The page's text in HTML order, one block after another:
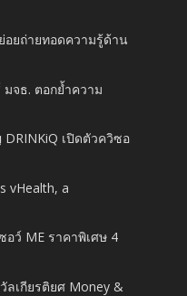
ยถ่ายทอดความรู้ด้าน
จธ. ตอกย้ำความ
เปิดตัวควิซอ
vHealth, a
ว์ ME ราคาพิเศษ 4
ลเกียรติยศ Money &